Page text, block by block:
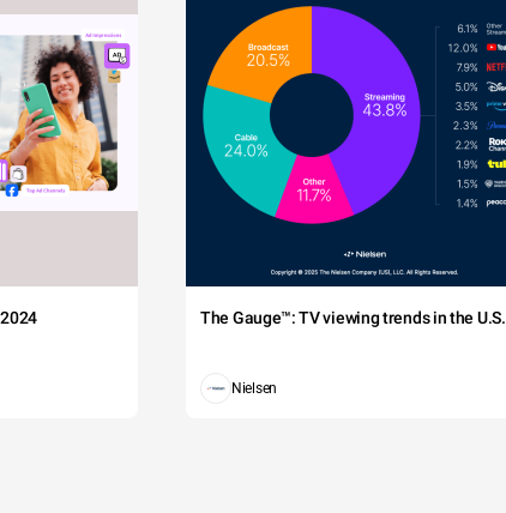
The Gauge™: TV viewing trends in the U.S.
Nielsen